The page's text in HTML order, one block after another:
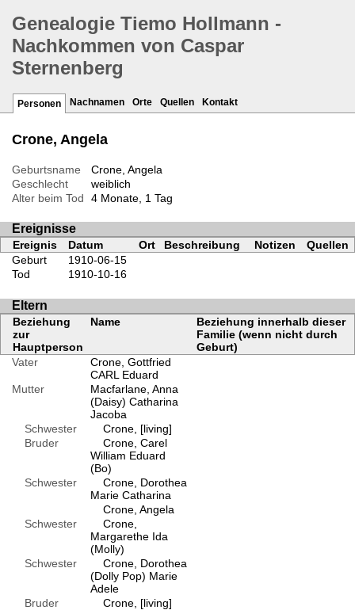
Genealogie Tiemo Hollmann -
Nachkommen von Caspar
Sternenberg
Personen Nachnamen Orte Quellen Kontakt
Crone, Angela
Geburtsname
Crone, Angela
Geschlecht
weiblich
Alter beim Tod
4 Monate, 1 Tag
Ereignisse
Ereignis Datum Ort Beschreibung Notizen
Quellen
Geburt
1910-06-15
Tod
1910-10-16
Eltern
Beziehung
zur
Hauptperson
Name
Beziehung innerhalb dieser
Familie (wenn nicht durch
Geburt)
Vater
Crone, Gottfried
CARL Eduard
Mutter
Macfarlane, Anna
(Daisy) Catharina
Jacoba
Schwester
Crone, [living]
Bruder
Crone, Carel
William Eduard
(Bo)
Schwester
Crone, Dorothea
Marie Catharina
Crone, Angela
Schwester
Crone,
Margarethe Ida
(Molly)
Schwester
Crone, Dorothea
(Dolly Pop) Marie
Adele
Bruder
Crone, [living]